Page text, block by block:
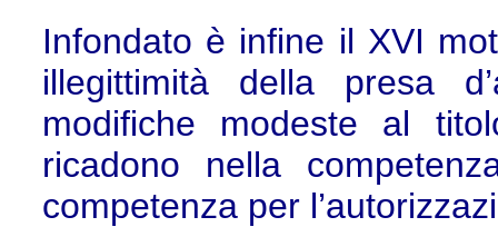
Infondato è infine il XVI
illegittimità della presa
modifiche modeste al
ricadono nella
competenza per